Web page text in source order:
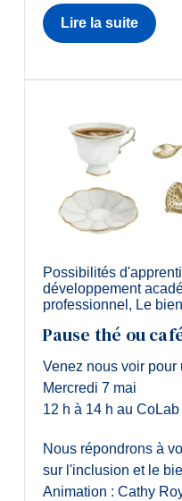
Lire la suite
Possibilités
développement
professionnel , Le
Pause thé ou
Venez nous voir pour
Mercredi 7 mai
12 h à 14 h au
Nous répondrons à
sur l'inclusion et le
Animation : Cathy